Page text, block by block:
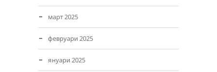
март 2025
февруари 2025
януари 2025